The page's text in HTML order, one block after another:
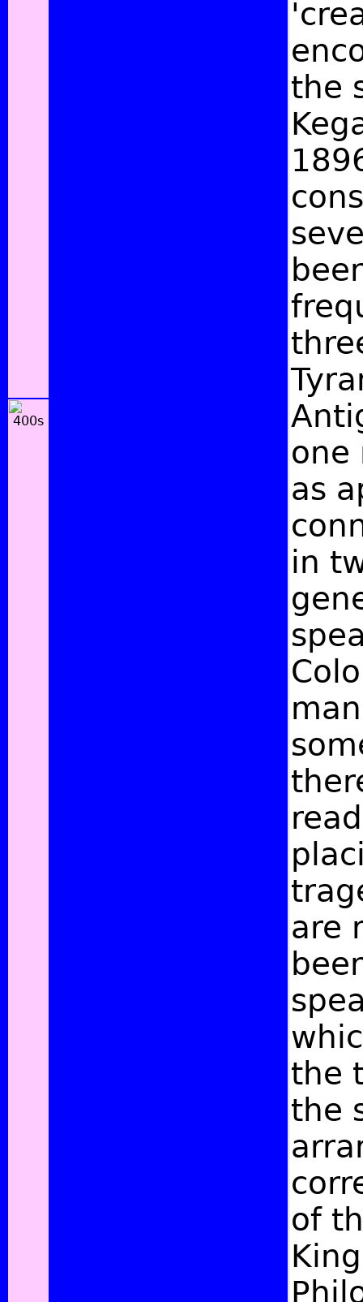
the
one
as
in
are
the
the
of